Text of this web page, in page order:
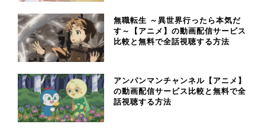
無職転生 ～異世界行ったら本気だ
す～【アニメ】の動画配信サービス
比較と無料で全話視聴する方法
アンパンマンチャンネル【アニメ】
の動画配信サービス比較と無料で全
話視聴する方法